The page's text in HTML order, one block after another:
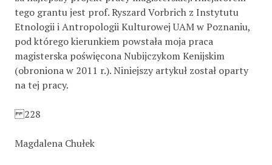
tego grantu jest prof. Ryszard Vorbrich z Instytutu
Etnologii i Antropologii Kulturowej UAM w Poznaniu,
pod którego kierunkiem powstała moja praca
magisterska poświęcona Nubijczykom Kenijskim
(obroniona w 2011 r.). Niniejszy artykuł został oparty
na tej pracy.
228
Magdalena Chułek